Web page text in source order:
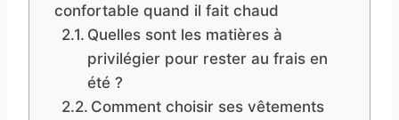
confortable quand il fait chaud
Quelles sont les matières à
privilégier pour rester au frais en
été ?
Comment choisir ses vêtements